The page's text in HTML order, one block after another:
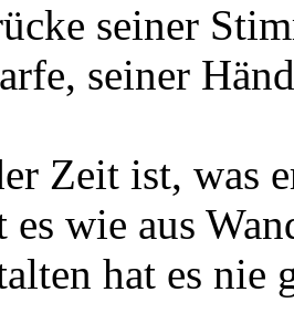
seiner
seiner
Zeit ist, was
es wie aus
hat es nie